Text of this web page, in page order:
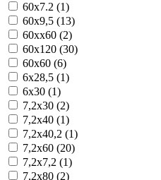
60x7.2 (1)
60x9,5 (13)
60xx60 (2)
60х120 (30)
60х60 (6)
6x28,5 (1)
6x30 (1)
7,2x30 (2)
7,2x40 (1)
7,2x40,2 (1)
7,2x60 (20)
7,2x7,2 (1)
7,2x80 (2)